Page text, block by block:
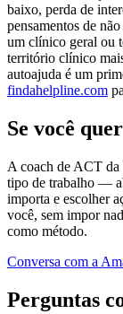
baixo, perda de
pensamentos de
um clínico geral ou
território clínico
autoajuda é um
findahelpline.com
Se você
A coach de ACT da
tipo de trabalho —
importa e escolher
você, sem impor
como método.
Conversa com a
Perguntas